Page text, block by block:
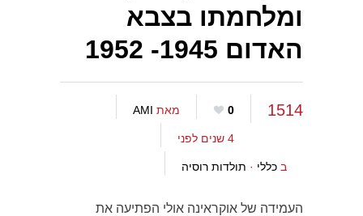
ומלחמתו בצבא
האדום 1945- 1952
1514
0 מאת AMI
4 שנים לפני
ב כללי · תולדות רוסיה
העמידה של אוקראינה אולי הפתיעה את